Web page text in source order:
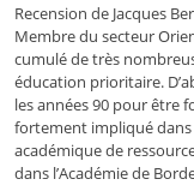
Recension de Jacques
Membre du secteur
cumulé de très
éducation prioritaire.
les années 90 pour être
fortement impliqué dans
académique de
dans l’Académie de